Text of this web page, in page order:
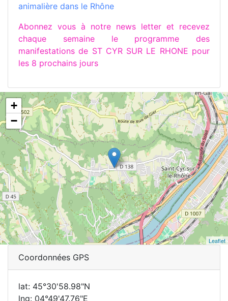
animalière dans le Rhône
Abonnez vous à notre news letter et recevez
chaque semaine le programme des
manifestations de ST CYR SUR LE RHONE pour
les 8 prochains jours
+
−
Leaflet
Coordonnées GPS
lat: 45°30'58.98"N
lng: 04°49'47.76"E